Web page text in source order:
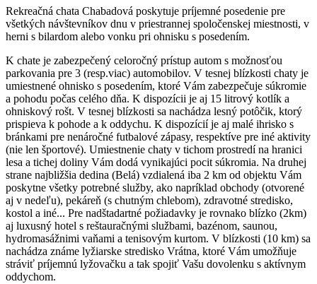
Rekreačná chata Chabadová poskytuje príjemné posedenie pre
všetkých návštevníkov dnu v priestrannej spoločenskej miestnosti, v
herni s bilardom alebo vonku pri ohnisku s posedením.
K chate je zabezpečený celoročný prístup autom s možnosťou
parkovania pre 3 (resp.viac) automobilov. V tesnej blízkosti chaty je
umiestnené ohnisko s posedením, ktoré Vám zabezpečuje súkromie
a pohodu počas celého dňa. K dispozícii je aj 15 litrový kotlík a
ohniskový rošt. V tesnej blízkosti sa nachádza lesný potôčik, ktorý
prispieva k pohode a k oddychu. K dispozícií je aj malé ihrisko s
bránkami pre nenáročné futbalové zápasy, respektíve pre iné aktivity
(nie len športové). Umiestnenie chaty v tichom prostredí na hranici
lesa a tichej doliny Vám dodá vynikajúci pocit súkromia. Na druhej
strane najbližšia dedina (Belá) vzdialená iba 2 km od objektu Vám
poskytne všetky potrebné služby, ako napríklad obchody (otvorené
aj v nedeľu), pekáreň (s chutným chlebom), zdravotné stredisko,
kostol a iné... Pre nadštadartné požiadavky je rovnako blízko (2km)
aj luxusný hotel s reštauračnými službami, bazénom, saunou,
hydromasážnimi vaňami a tenisovým kurtom. V blízkosti (10 km) sa
nachádza známe lyžiarske stredisko Vrátna, ktoré Vám umožňuje
stráviť príjemnú lyžovačku a tak spojiť Vašu dovolenku s aktívnym
oddychom.